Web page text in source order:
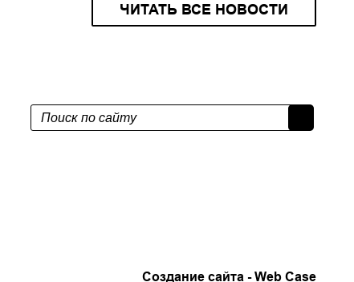
ЧИТАТЬ ВСЕ НОВОСТИ
Создание сайта -Web Case